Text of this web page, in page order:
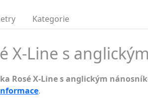
Kategorie
X-Line s
Rosé X-Line s anglickým
.